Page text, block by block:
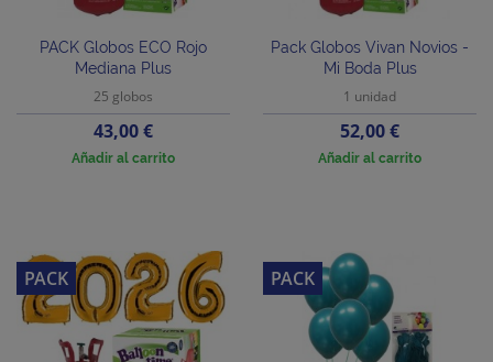
PACK Globos ECO Rojo
Mediana Plus
25 globos
Precio
43,00 €
Añadir al carrito
Pack Globos Vivan Novios -
Mi Boda Plus
1 unidad
Precio
52,00 €
Añadir al carrito
PACK PACK